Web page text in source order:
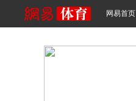
网易首页